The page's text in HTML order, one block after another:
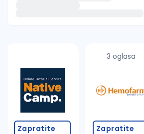
Takođe možete da:
proverite pravopisne greške
povećajte radijus za
promenite odabrane filtere
Zapratite
3 oglasa
Zapratite